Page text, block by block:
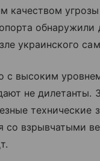
качеством
обнаружили
украинского
высоким
не дилетанты.
технические
со взрывчатыми